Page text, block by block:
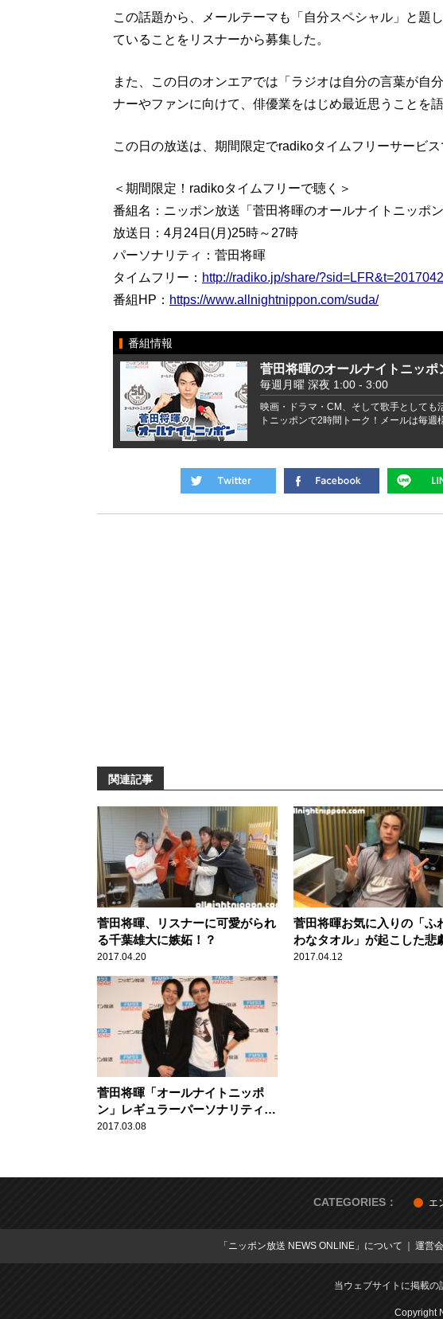
この話題から、メールテーマも「自分スペシャル」と題
ていることをリスナーから募集した。
また、この日のオンエアでは「ラジオは自分の言葉が自
ナーやファンに向けて、俳優業をはじめ最近思うことを語
この日の放送は、期間限定でradikoタイムフリーサービス
＜期間限定！radikoタイムフリーで聴く＞
番組名：ニッポン放送「菅田将暉のオールナイトニッポン
放送日：4月24日(月)25時～27時
パーソナリティ：菅田将暉
タイムフリー： http://radiko.jp/share/
番組HP： https://www.allnightnippon.com/suda/
番組情報
菅田将暉のオールナイトニッポ
毎週月曜 深夜 1:00 - 3:00
映画・ドラマ・CM、そして歌手としても
トニッポンで2時間トーク！メールは毎週
関連記事
菅田将暉、リスナーに可愛がられ
る千葉雄大に嫉妬！？
2017.04.20
菅田将暉お気に入りの「ふ
わなタオル」が起こした悲
は？
2017.04.12
菅田将暉「オールナイトニッポ
ン」レギュラーパーソナリティに
決定！吉田拓郎からも秘密のアド
2017.03.08
CATEGORIES： エ
「ニッポン放送 NEWS ONLINE」について 運営
当ウェブサイトに掲載の
Copyright